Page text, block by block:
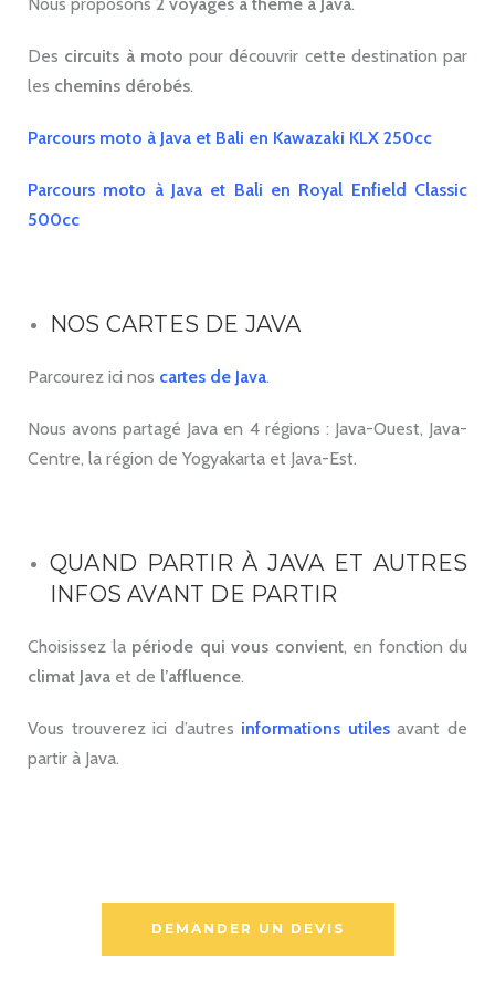
Des circuits à moto pour découvrir cette destination par
les chemins dérobés.
Parcours moto à Java et Bali en Kawazaki KLX 250cc
Parcours moto à Java et Bali en Royal Enfield Classic
500cc
NOS CARTES DE JAVA
Parcourez ici nos cartes de Java.
Nous avons partagé Java en 4 régions : Java-Ouest, Java-
Centre, la région de Yogyakarta et Java-Est.
QUAND PARTIR À JAVA ET AUTRES
INFOS AVANT DE PARTIR
Choisissez la période qui vous convient, en fonction du
climat Java et de l’affluence.
Vous trouverez ici d’autres informations utilesavant de
partir à Java.
DEMANDER UN DEVIS